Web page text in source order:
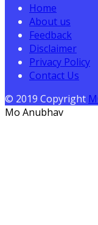
Home
About us
Feedback
Disclaimer
Privacy Policy
Contact Us
© 2019 Copyright
Mo Anubhav